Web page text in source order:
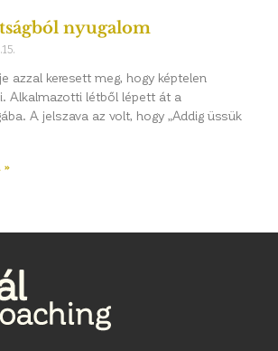
nyugalom
azzal keresett meg, hogy képtelen
Alkalmazotti létből lépett át a
A jelszava az volt, hogy „Addig üssük
»